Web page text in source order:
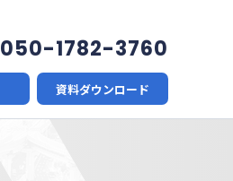
050-1782-3760
資料ダウンロード